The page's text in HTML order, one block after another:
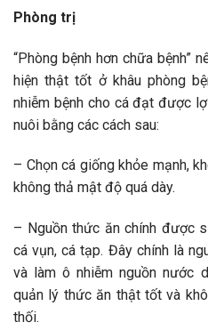
Phòng trị
“Phòng bệnh hơn chữa bệnh”
hiện thật tốt ở khâu phòng
nhiễm bệnh cho cá đạt được
nuôi bằng các cách sau:
– Chọn cá giống khỏe mạnh,
không thả mật độ quá dày.
– Nguồn thức ăn chính được
cá vụn, cá tạp. Đây chính là
và làm ô nhiễm nguồn nước
quản lý thức ăn thật tốt và
thối.